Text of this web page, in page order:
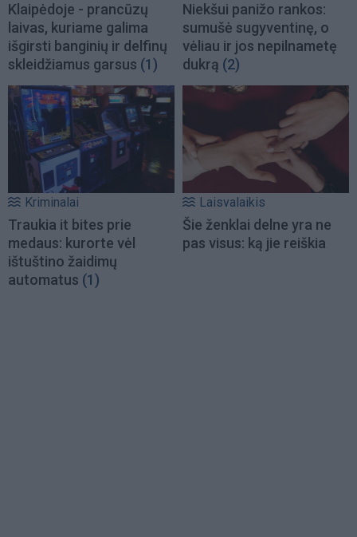
Klaipėdoje - prancūzų
laivas, kuriame galima
išgirsti banginių ir delfinų
skleidžiamus garsus (1)
Niekšui panižo rankos:
sumušė sugyventinę, o
vėliau ir jos nepilnametę
dukrą (2)
Kriminalai
Traukia it bites prie
medaus: kurorte vėl
ištuštino žaidimų
automatus (1)
Laisvalaikis
Šie ženklai delne yra ne
pas visus: ką jie reiškia